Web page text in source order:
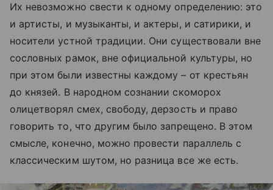
Их невозможно свести к одному определению: это
и артисты, и музыканты, и актеры, и сатирики, и
носители устной традиции. Они существовали вне
сословных рамок, вне официальной культуры, но
при этом были известны каждому – от крестьян
до князей. В народном сознании скоморох
олицетворял смех, свободу, дерзость и право
говорить то, что другим было запрещено. В этом
смысле, конечно, можно провести параллель с
классическим шутом, но разница все же есть.